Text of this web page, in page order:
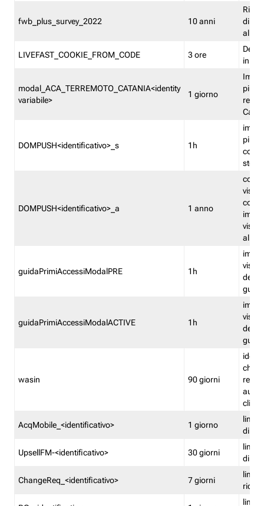
fwb_plus_survey_2022 10 anni
di
LIVEFAST_COOKIE_FROM_CODE 3 ore
in
modal_ACA_TERREMOTO_CATANIA<identity
variabile>
1 giorno
più
DOMPUSH<identificativo>_s 1h
più
DOMPUSH<identificativo>_a 1 anno
guidaPrimiAccessiModalPRE 1h
della
guidaPrimiAccessiModalACTIVE 1h
della
wasin 90 giorni
che
rete
clienti
AcqMobile_<identificativo> 1 giorno
limita
di
UpsellFM-<identificativo> 30 giorni
limita
di
ChangeReq_<identificativo> 7 giorni
limita
limita